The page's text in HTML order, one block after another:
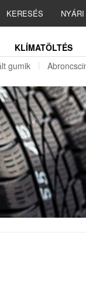
KERESÉS
KLÍMATÖLTÉS
gumik